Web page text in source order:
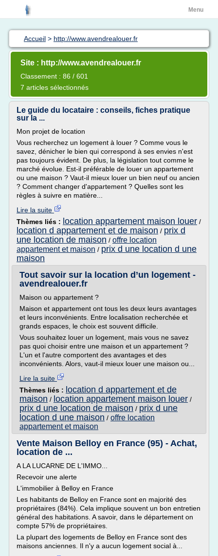
Menu
Accueil > http://www.avendrealouer.fr
Site : http://www.avendrealouer.fr
Classement : 86 / 601
7 articles sélectionnés
Le guide du locataire : conseils, fiches pratique
sur la ...
Mon projet de location
Vous recherchez un logement à louer ? Comme vous le
savez, dénicher le bien qui correspond à ses envies n'est
pas toujours évident. De plus, la législation tout comme le
marché évolue. Est-il préférable de louer un appartement
ou une maison ? Vaut-il mieux louer un bien neuf ou ancien
? Comment changer d'appartement ? Quelles sont les
règles à suivre en matière...
Lire la suite
Thèmes liés : location appartement maison louer /
location d appartement et de maison / prix d
une location de maison / offre location
appartement et maison / prix d une location d une
maison
Tout savoir sur la location d’un logement -
avendrealouer.fr
Maison ou appartement ?
Maison et appartement ont tous les deux leurs avantages
et leurs inconvénients. Entre localisation recherchée et
grands espaces, le choix est souvent difficile.
Vous souhaitez louer un logement, mais vous ne savez
pas quoi choisir entre une maison et un appartement ?
L'un et l'autre comportent des avantages et des
inconvénients. Alors, vaut-il mieux louer une maison ou...
Lire la suite
Thèmes liés : location d appartement et de
maison / location appartement maison louer /
prix d une location de maison / prix d une
location d une maison / offre location
appartement et maison
Vente Maison Belloy en France (95) - Achat,
location de ...
A LA LUCARNE DE L'IMMO...
Recevoir une alerte
L'immobilier à Belloy en France
Les habitants de Belloy en France sont en majorité des
propriétaires (84%). Cela implique souvent un bon entretien
général des habitations. A savoir, dans le département on
compte 57% de propriétaires.
La plupart des logements de Belloy en France sont des
maisons anciennes. Il n'y a aucun logement social à...